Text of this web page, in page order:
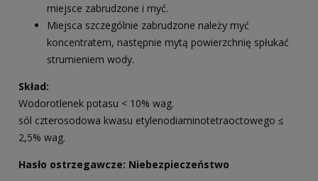
miejsce zabrudzone i myć.
Miejsca szczególnie zabrudzone należy myć
koncentratem, następnie mytą powierzchnię spłukać
strumieniem wody.
Skład:
Wodorotlenek potasu < 10% wag.
sól czterosodowa kwasu etylenodiaminotetraoctowego ≤
2,5% wag.
Hasło ostrzegawcze: Niebezpieczeństwo